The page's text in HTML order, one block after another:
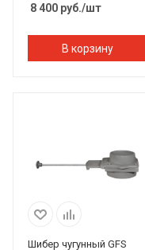
8 400 руб./шт
В корзину
Шибер чугунный GFS